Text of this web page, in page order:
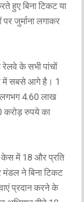
हुए बिना टिकट या
जुर्माना लगाकर
के सभी पांचों
में सबसे आगे है। 1
4.60 लाख
करोड़ रुपये का
केस में 18 और प्रति
ने बिना टिकट
प्रदान करने के